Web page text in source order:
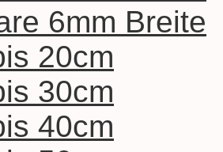
6mm Breite
20cm
30cm
40cm